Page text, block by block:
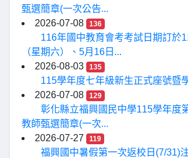
甄選簡章(一次公告...
2026-07-08
136
116年國中教育會考考試日期訂於
（星期六）、5月16日...
2026-08-03
135
115學年度七年級新生正式座號暨
2026-07-08
129
彰化縣立福興國民中學115學年度
教師甄選簡章(一次...
2026-07-27
119
福興國中暑假第一次返校日(7/31)